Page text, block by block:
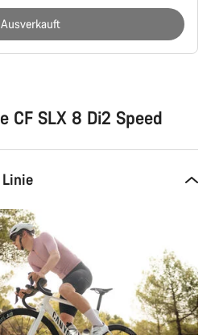
Ausverkauft
SLX 8 Di2 Speed